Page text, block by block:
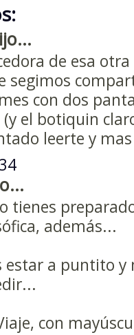
de esa
segimos
con dos
el botiquin
leerte y
tienes
además...
estar a puntito y
con